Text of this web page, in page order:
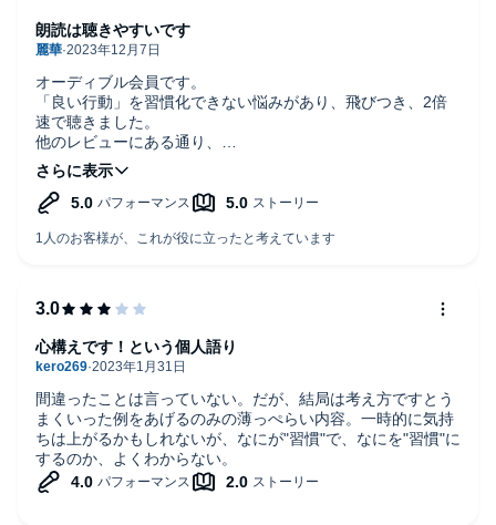
オーディブル会員です。
「良い行動」を習慣化できない悩みがあり、飛びつき、2倍
速で聴きました。
他のレビューにある通り、
修正箇所の「録音レベル（環境とか音質？）」の違いが露骨
で驚きました。
しかし、2時間分すぎたあたりから
なくなりました。文芸作品ではないし、
かりました。
製作サイドのスタッフさん、
編集頑張って下さいまし。
Kindleで読むより、わたしにとっては良かったです。
朗読は聴きやすいです
間違ったことは言っていない。だが、結局は考え方ですとう
まくいった例をあげるのみの薄っぺらい内容。一時的に気持
ちは上がるかもしれないが、なにが"習慣"で、なにを"習慣"に
するのか、よくわからない。
心構えです！という個人語り